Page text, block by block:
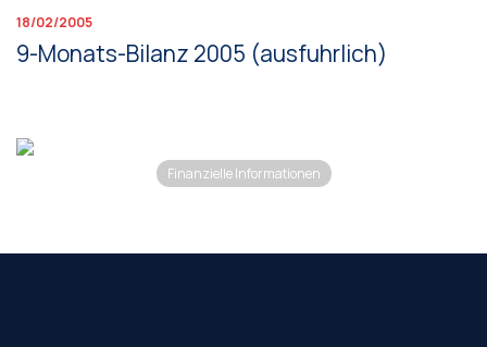
18/02/2005
9-Monats-Bilanz 2005 (ausfuhrlich)
Finanzielle Informationen